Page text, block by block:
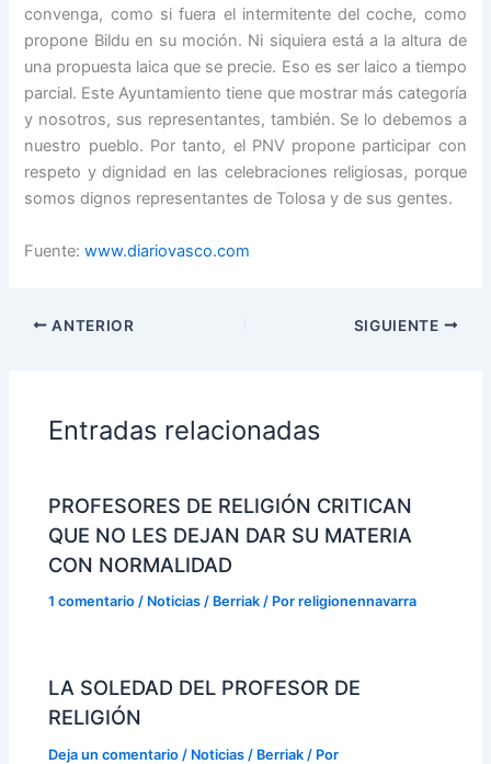
convenga, como si fuera el intermitente del coche, como
propone Bildu en su moción. Ni siquiera está a la altura de
una propuesta laica que se precie. Eso es ser laico a tiempo
parcial. Este Ayuntamiento tiene que mostrar más categoría
y nosotros, sus representantes, también. Se lo debemos a
nuestro pueblo. Por tanto, el PNV propone participar con
respeto y dignidad en las celebraciones religiosas, porque
somos dignos representantes de Tolosa y de sus gentes.
Fuente:www.diariovasco.com
ANTERIOR SIGUIENTE
Entradas relacionadas
PROFESORES DE RELIGIÓN CRITICAN
QUE NO LES DEJAN DAR SU MATERIA
CON NORMALIDAD
1 comentario / Noticias / Berriak / Porreligionennavarra
LA SOLEDAD DEL PROFESOR DE
RELIGIÓN
Deja un comentario / Noticias / Berriak / Por